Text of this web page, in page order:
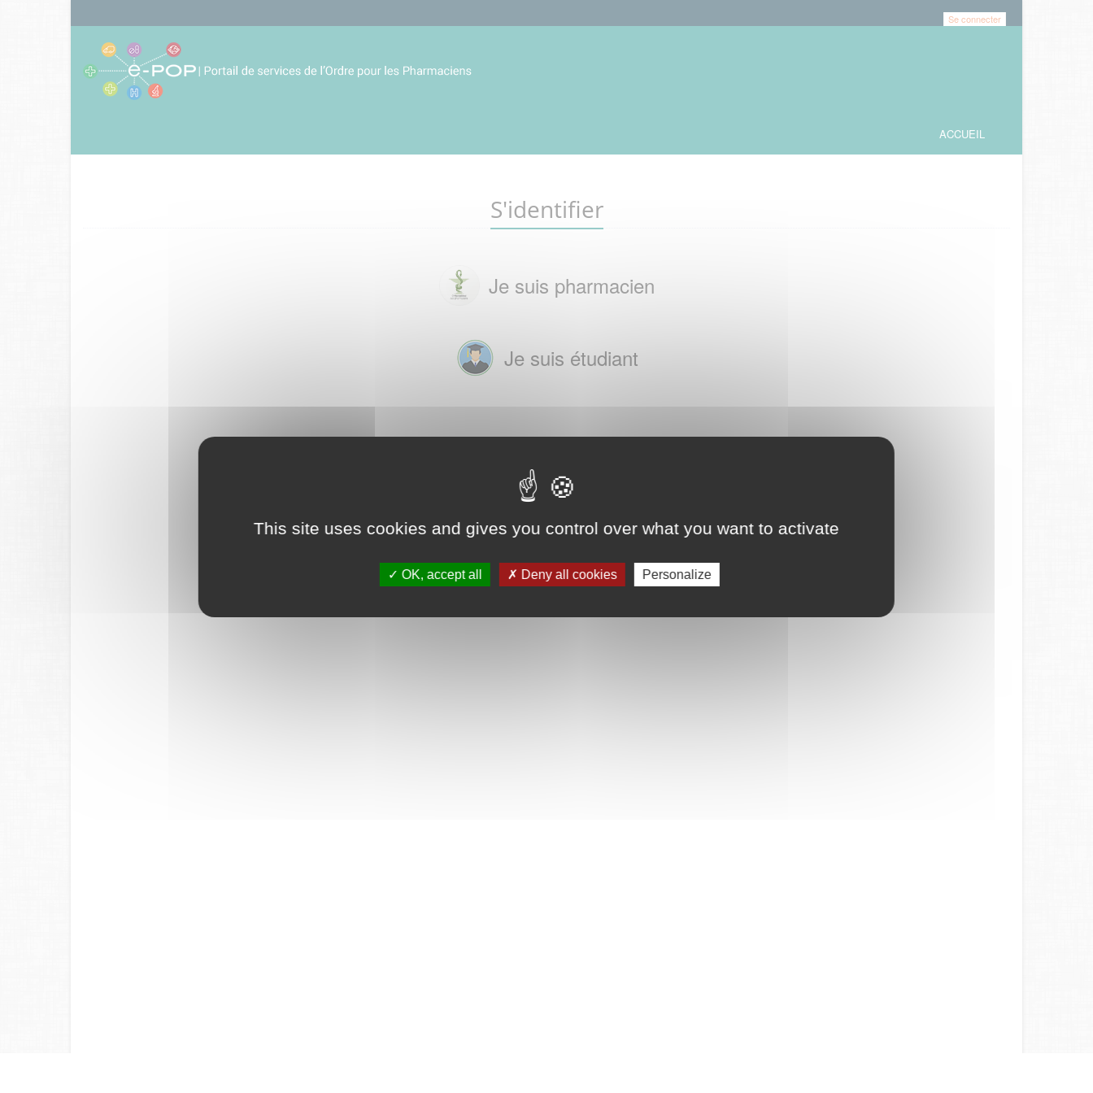
This site uses cookies and gives you control over what you want to activate
OK, accept all Deny all cookies Personalize
Se connecter
ACCUEIL
S'identifier
Je suis pharmacien
Je suis étudiant